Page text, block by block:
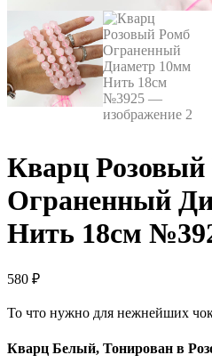
Кварц Розовый
Ограненный
Нить 18см
580 ₽
То что нужно для нежнейших
Кварц Белый, Тонирован в